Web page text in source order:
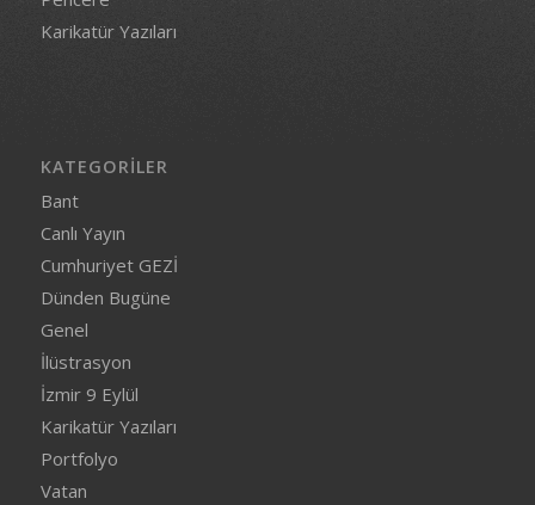
Karikatür Yazıları
KATEGORILER
Bant
Canlı Yayın
Cumhuriyet GEZİ
Dünden Bugüne
Genel
İlüstrasyon
İzmir 9 Eylül
Karikatür Yazıları
Portfolyo
Vatan